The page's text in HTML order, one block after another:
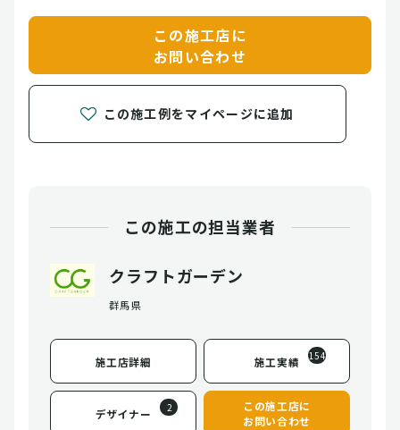
この施工店に
お問い合わせ
この施工例をマイページに追加
この施工の担当業者
クラフトガーデン
群馬県
施工店詳細 施工実績 154
デザイナー 2
この施工店に
お問い合わせ